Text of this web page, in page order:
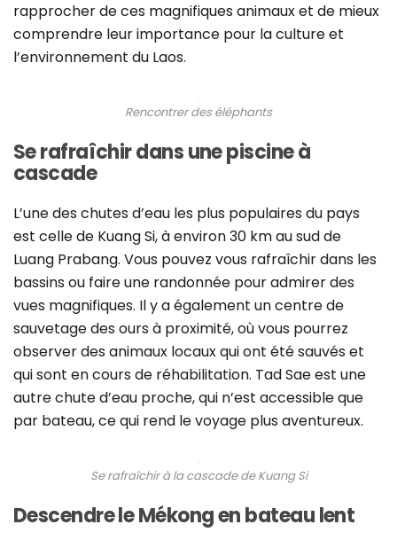
rapprocher de ces magnifiques animaux et de mieux
comprendre leur importance pour la culture et
l’environnement du Laos.
Rencontrer des éléphants
Se rafraîchir dans une piscine à
cascade
L’une des chutes d’eau les plus populaires du pays
est celle de Kuang Si, à environ 30 km au sud de
Luang Prabang. Vous pouvez vous rafraîchir dans les
bassins ou faire une randonnée pour admirer des
vues magnifiques. Il y a également un centre de
sauvetage des ours à proximité, où vous pourrez
observer des animaux locaux qui ont été sauvés et
qui sont en cours de réhabilitation. Tad Sae est une
autre chute d’eau proche, qui n’est accessible que
par bateau, ce qui rend le voyage plus aventureux.
Se rafraîchir à la cascade de Kuang Si
Descendre le Mékong en bateau lent